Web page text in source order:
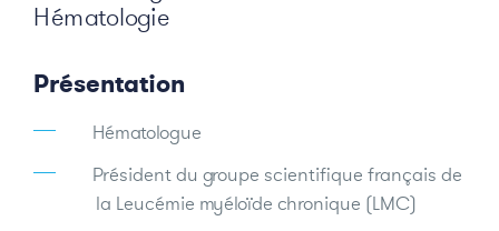
Hématologie
Présentation
Hématologue
Président du groupe scientifique français de
la Leucémie myéloïde chronique (LMC)